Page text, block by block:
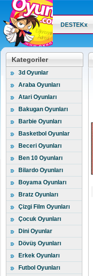
DESTEKx
Kategoriler
3d Oyunlar
Araba Oyunları
Atari Oyunları
Bakugan Oyunları
Barbie Oyunları
Basketbol Oyunlar
Beceri Oyunları
Ben 10 Oyunları
Bilardo Oyunları
Boyama Oyunları
Bratz Oyunları
Çizgi Film Oyunları
Çocuk Oyunları
Dini Oyunlar
Dövüş Oyunları
Erkek Oyunları
Futbol Oyunları